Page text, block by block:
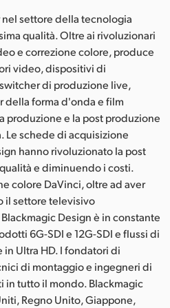
settore della tecnologia
qualità. Oltre ai rivoluzionari
e correzione colore, produce
video, dispositivi di
di produzione live,
della forma d'onda e film
produzione e la post produzione
Le schede di acquisizione
hanno rivoluzionato la post
e diminuendo i costi.
colore DaVinci, oltre ad aver
il settore televisivo
Design è in constante
6G-SDI e 12G-SDI e flussi di
Ultra HD. I fondatori di
di montaggio e ingegneri di
in tutto il mondo. Blackmagic
Regno Unito, Giappone,